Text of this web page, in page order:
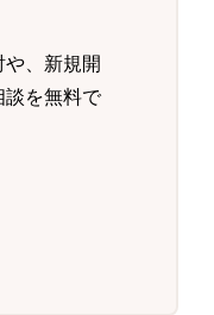
、新規開
談を無料で